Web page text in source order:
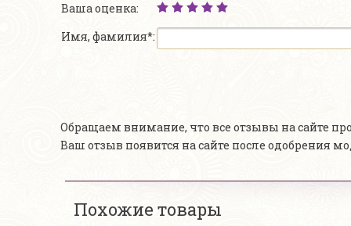
Ваша оценка:
Имя, фамилия*:
Обращаем внимание, что все отзывы на сайте
Ваш отзыв появится на сайте после одобрения
Похожие товары